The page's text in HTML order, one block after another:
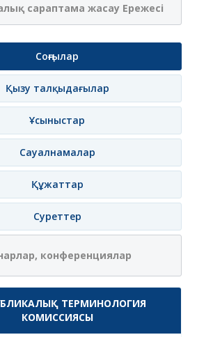
сараптама жасау Ережесі
Соңғылар
Қызу талқыдағылар
Ұсыныстар
Сауалнамалар
Құжаттар
Суреттер
конференциялар
ТЕРМИНОЛОГИЯ
КОМИССИЯСЫ